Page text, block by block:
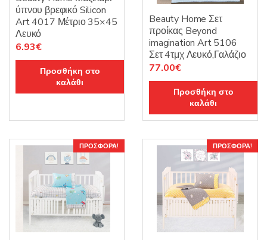
ύπνου βρεφικό Silicon
Art 4017 Μέτριο 35×45
Λευκό
Original
price
6.93€Η
τρέχουσα
τιμή
είναι:
Προσθήκη στο
καλάθι
Beauty Home Σετ
προίκας Beyond
imagination Art 5106
Σετ 4τμχ Λευκό,Γαλάζιο
Original
price
77.00€Η
τρέχουσα
τιμή
είναι:
77.00€.
Προσθήκη στο
καλάθι
ΠΡΟΣΦΟΡΆ! ΠΡΟΣΦΟΡΆ!